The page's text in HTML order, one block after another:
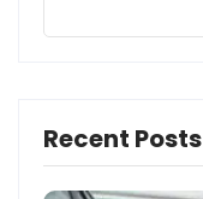
Recent Posts